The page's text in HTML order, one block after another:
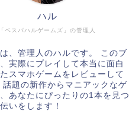
「ベスパハルゲームズ」の管理人
ハル
、管理人のハルです。 このブ
実際にプレイして本当に面白
スマホゲームをレビューして
話題の新作からマニアックなゲ
あなたにぴったりの1本を見つ
いをします！